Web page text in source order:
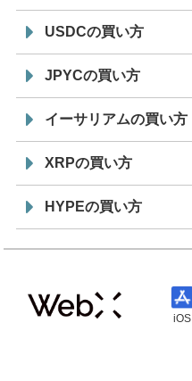
USDCの買い方
JPYCの買い方
イーサリアムの買い方
XRPの買い方
HYPEの買い方
iOS